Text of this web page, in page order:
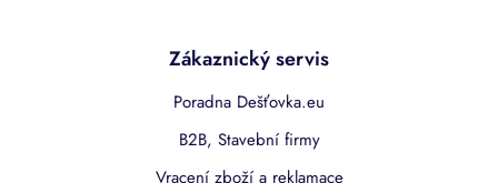
Zákaznický servis
Poradna Dešťovka.eu
B2B, Stavební firmy
Vracení zboží a reklamace